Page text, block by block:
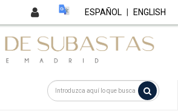
ESPAÑOL ENGLISH